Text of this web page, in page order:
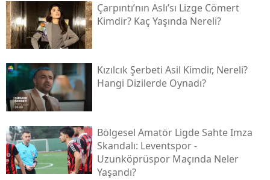
Çarpıntı’nın Aslı’sı Lizge Cömert
Kimdir? Kaç Yaşında Nereli?
Kızılcık Şerbeti Asil Kimdir, Nereli?
Hangi Dizilerde Oynadı?
Bölgesel Amatör Ligde Sahte Imza
Skandalı: Leventspor -
Uzunköprüspor Maçında Neler
Yaşandı?